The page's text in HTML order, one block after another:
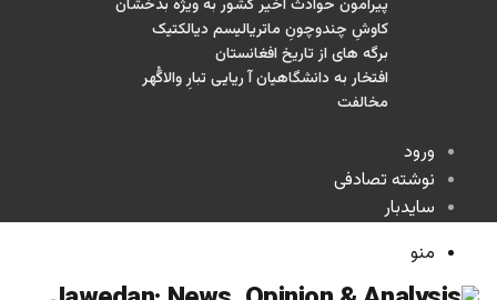
پیرامون حوادث اخیر کشور به ویژه بدخشان
کاوشِ چندو‌چونِ ماتریالیسم دیالکتیک
برگه های از تاریخ افغانستان
افتخار به دانشگاهیان آ ریایی تبارِ والاگُهر
مخالفت
ورود
نوشته تصادفی
سایدبار
منو